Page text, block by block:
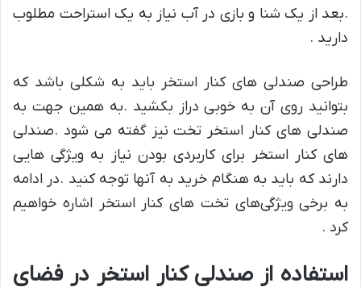
.بعد از یک شنا و بازی در آب نیاز به یک استراحت مطلوب
دارید .
طراحی صندلی های کنار استخر باید به شکلی باشد که
بتوانید روی آن به خوبی دراز بکشید .به همین جهت به
صندلی های کنار استخر تخت نیز گفته می شود .صندلی
های کنار استخر برای کاربردی بودن نیاز به ویژگی هایی
دارند که باید به هنگام خرید به آنها توجه کنید .در ادامه
به برخی ویژگی‌های تخت های کنار استخر اشاره خواهیم
کرد .
استفاده از صندلی کنار استخر در فضای